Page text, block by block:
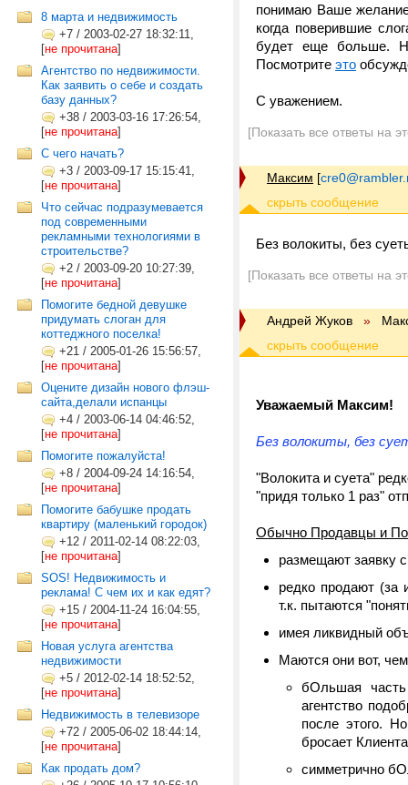
8 марта и недвижимость
+7 / 2003-02-27 18:32:11,
[не прочитана]
Агентство по недвижимости.
Как заявить о себе и создать
базу данных?
+38 / 2003-03-16 17:26:54,
[не прочитана]
С чего начать?
+3 / 2003-09-17 15:15:41,
[не прочитана]
Что сейчас подразумевается
под современными
рекламными технологиями в
строительстве?
+2 / 2003-09-20 10:27:39,
[не прочитана]
Помогите бедной девушке
придумать слоган для
коттеджного поселка!
+21 / 2005-01-26 15:56:57,
[не прочитана]
Оцените дизайн нового флэш-
сайта,делали испанцы
+4 / 2003-06-14 04:46:52,
[не прочитана]
Помогите пожалуйста!
+8 / 2004-09-24 14:16:54,
[не прочитана]
Помогите бабушке продать
квартиру (маленький городок)
+12 / 2011-02-14 08:22:03,
[не прочитана]
SOS! Недвижимость и
реклама! С чем их и как едят?
+15 / 2004-11-24 16:04:55,
[не прочитана]
Новая услуга агентства
недвижимости
+5 / 2012-02-14 18:52:52,
[не прочитана]
Недвижимость в телевизоре
+72 / 2005-06-02 18:44:14,
[не прочитана]
Как продать дом?
понимаю Ваше
когда поверившие
будет еще больше.
Посмотрите это
С уважением.
[Показать все ответы на
Максим [
Без волокиты, без
[Показать все ответы на
Андрей Жуков »
Уважаемый Максим!
Без волокиты, без
"Волокита и суета"
"придя только 1 раз"
Обычно Продавцы и
размещают заявку
редко продают (за
т.к. пытаются
имея ликвидный
Маются они вот,
бОльшая
агентство
после этого.
бросает
симметрично